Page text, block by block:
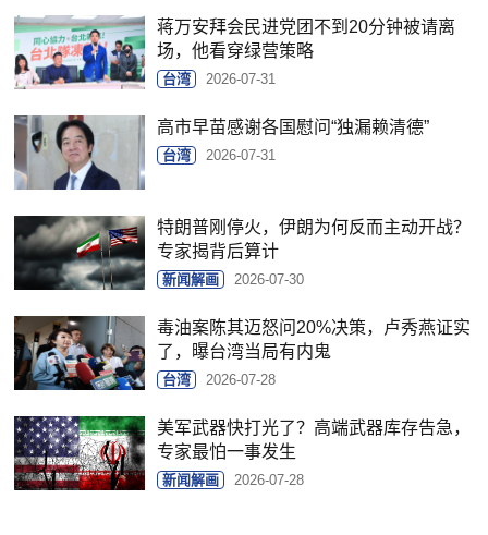
蒋万安拜会民进党团不到20分钟被请离
场，他看穿绿营策略
台湾 2026-07-31
高市早苗感谢各国慰问“独漏赖清德”
台湾 2026-07-31
特朗普刚停火，伊朗为何反而主动开战？
专家揭背后算计
新闻解画 2026-07-30
毒油案陈其迈怒问20%决策，卢秀燕证实
了，曝台湾当局有内鬼
台湾 2026-07-28
美军武器快打光了？高端武器库存告急，
专家最怕一事发生
新闻解画 2026-07-28